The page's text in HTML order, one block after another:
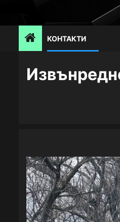
КОНТАКТИ